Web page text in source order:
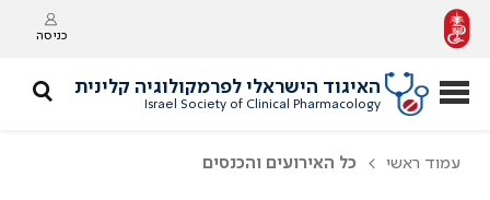
כניסה
האיגוד הישראלי לפרמקולוגיה קלינית
Israel Society of Clinical Pharmacology
עמוד ראשי כל האירועים והכנסים